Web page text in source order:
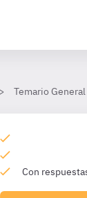
Temario
Con